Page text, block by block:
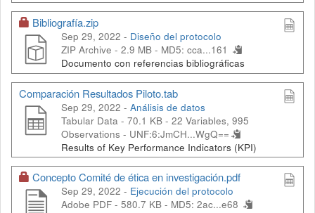
Bibliografía.zip
Sep 29, 2022 - Diseño del protocolo
ZIP Archive - 2.9 MB - MD5: cca...161
Documento con referencias bibliográficas
Comparación Resultados Piloto.tab
Sep 29, 2022 - Análisis de datos
Tabular Data - 70.1 KB - 22 Variables, 995
Observations - UNF:6:JmCH...WgQ==
Results of Key Performance Indicators (KPI)
Concepto Comité de ética en investigación.pdf
Sep 29, 2022 - Ejecución del protocolo
Adobe PDF - 580.7 KB - MD5: 2ac...e68